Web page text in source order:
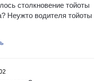
столкновение тойоты
Неужто водителя тойоты